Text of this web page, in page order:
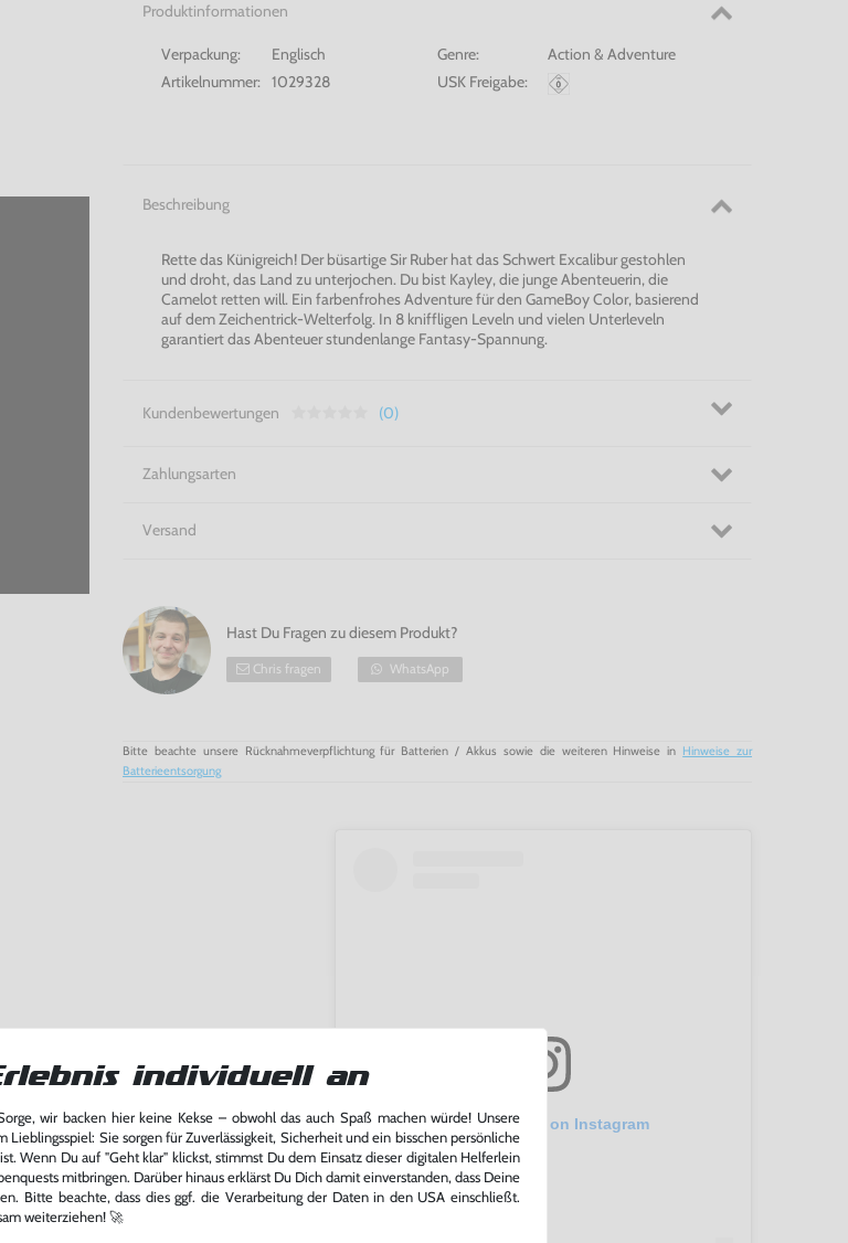
Produktinformationen
Verpackung: Englisch Genre:
Action & Adventure
Artikelnummer:
1029328 USK Freigabe:
Beschreibung
Rette das Künigreich! Der büsartige Sir Ruber hat das Schwert Excalibur gestohlen
und droht, das Land zu unterjochen. Du bist Kayley, die junge Abenteuerin, die
Camelot retten will. Ein farbenfrohes Adventure für den GameBoy Color, basierend
auf dem Zeichentrick-Welterfolg. In 8 kniffligen Leveln und vielen Unterleveln
garantiert das Abenteuer stundenlange Fantasy-Spannung.
Kundenbewertungen (0)
Zahlungsarten
Versand
Hast Du Fragen zu diesem Produkt?
Chris fragen WhatsApp
Bitte beachte unsere Rücknahmeverpflichtung für Batterien / Akkus sowie die weiteren Hinweise in Hinweise zur
Batterieentsorgung
kannst,
View this post on Instagram
individuell an
wir backen hier keine Kekse – obwohl das auch Spaß machen würde! Unsere
Sie sorgen für Zuverlässigkeit, Sicherheit und ein bisschen persönliche
Wenn Du auf "Geht klar" klickst, stimmst Du dem Einsatz dieser digitalen Helferlein
mitbringen. Darüber hinaus erklärst Du Dich damit einverstanden, dass Deine
Bitte beachte, dass dies ggf. die Verarbeitung der Daten in den USA einschließt.
weiterziehen! 🚀